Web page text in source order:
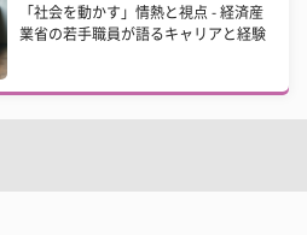
「社会を動かす」情熱と視点 - 経済産
業省の若手職員が語るキャリアと経験